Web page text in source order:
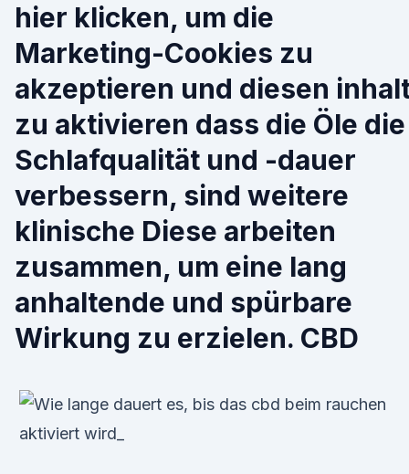
hier klicken, um die
Marketing-Cookies zu
akzeptieren und diesen
zu aktivieren dass die Öle die
Schlafqualität und -dauer
verbessern, sind weitere
klinische Diese arbeiten
zusammen, um eine lang
anhaltende und spürbare
Wirkung zu erzielen. CBD